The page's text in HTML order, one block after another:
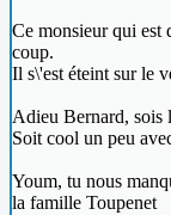
Ce monsieur qui est
coup.
Il s\'est éteint sur le
Adieu Bernard, sois
Soit cool un peu
Youm, tu nous
la famille Toupenet